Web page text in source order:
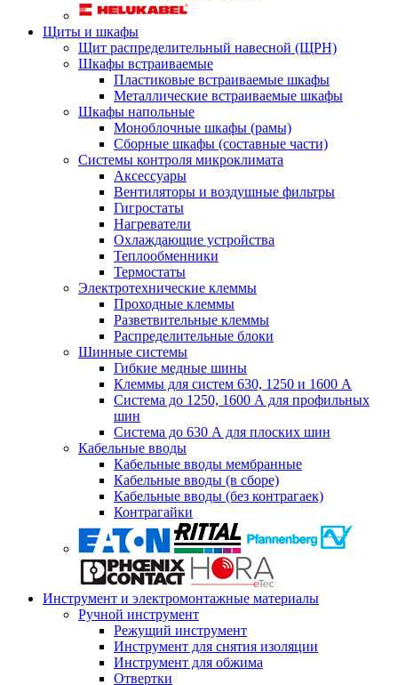
Щиты и шкафы
Щит распределительный навесной (ЩРН)
Шкафы встраиваемые
Пластиковые встраиваемые шкафы
Металлические встраиваемые шкафы
Шкафы напольные
Моноблочные шкафы (рамы)
Сборные шкафы (составные части)
Системы контроля микроклимата
Аксессуары
Вентиляторы и воздушные фильтры
Гигростаты
Нагреватели
Охлаждающие устройства
Теплообменники
Термостаты
Электротехнические клеммы
Проходные клеммы
Разветвительные клеммы
Распределительные блоки
Шинные системы
Гибкие медные шины
Клеммы для систем 630, 1250 и 1600 А
Система до 1250, 1600 А для профильных
шин
Система до 630 А для плоских шин
Кабельные вводы
Кабельные вводы мембранные
Кабельные вводы (в сборе)
Кабельные вводы (без контрагаек)
Контрагайки
Инструмент и электромонтажные материалы
Ручной инструмент
Режущий инструмент
Инструмент для снятия изоляции
Инструмент для обжима
Отвертки